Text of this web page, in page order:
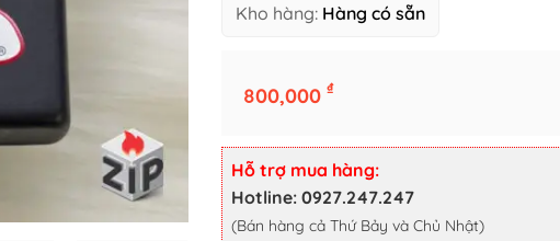
Kho hàng: Hàng có sẵn
800,000 ₫
Hỗ trợ mua hàng:
Hotline: 0927.247.247
(Bán hàng cả Thứ Bảy và Chủ Nhật)
Bật lửa zippo racing number 3 sơn đen - 14 la mã số lượng
Thêm vào giỏ hàng
Mua Ngay Sản Phẩm